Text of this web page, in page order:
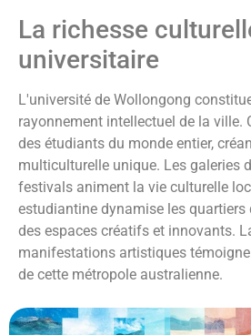
La richesse
universitaire
L'université de Wollongong
rayonnement intellectuel de la ville.
des étudiants du monde entier,
multiculturelle unique. Les galeries
festivals animent la vie culturelle
estudiantine dynamise les quartiers
des espaces créatifs et innovants.
manifestations artistiques
de cette métropole australienne.